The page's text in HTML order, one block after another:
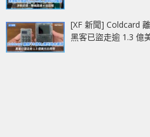
[XF 新聞] Coldcard
黑客已盜走逾 1.3 億